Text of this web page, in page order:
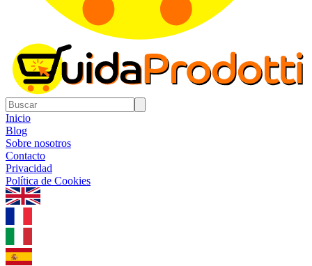
Inicio
Blog
Sobre nosotros
Contacto
Privacidad
Política de Cookies